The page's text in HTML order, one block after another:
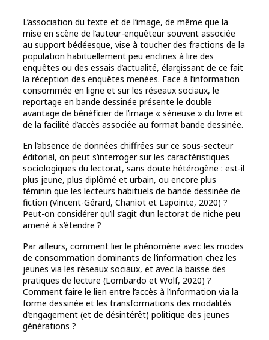
L’association du texte et de l’image, de même que la
mise en scène de l’auteur-enquêteur souvent associée
au support bédéesque, vise à toucher des fractions de la
population habituellement peu enclines à lire des
enquêtes ou des essais d’actualité, élargissant de ce fait
la réception des enquêtes menées. Face à l’information
consommée en ligne et sur les réseaux sociaux, le
reportage en bande dessinée présente le double
avantage de bénéficier de l’image « sérieuse » du livre et
de la facilité d’accès associée au format bande dessinée.
En l’absence de données chiffrées sur ce sous-secteur
éditorial, on peut s’interroger sur les caractéristiques
sociologiques du lectorat, sans doute hétérogène : est-il
plus jeune, plus diplômé et urbain, ou encore plus
féminin que les lecteurs habituels de bande dessinée de
fiction (Vincent-Gérard, Chaniot et Lapointe, 2020) ?
Peut-on considérer qu’il s’agit d’un lectorat de niche peu
amené à s’étendre ?
Par ailleurs, comment lier le phénomène avec les modes
de consommation dominants de l’information chez les
jeunes via les réseaux sociaux, et avec la baisse des
pratiques de lecture (Lombardo et Wolf, 2020) ?
Comment faire le lien entre l’accès à l’information via la
forme dessinée et les transformations des modalités
d’engagement (et de désintérêt) politique des jeunes
générations ?